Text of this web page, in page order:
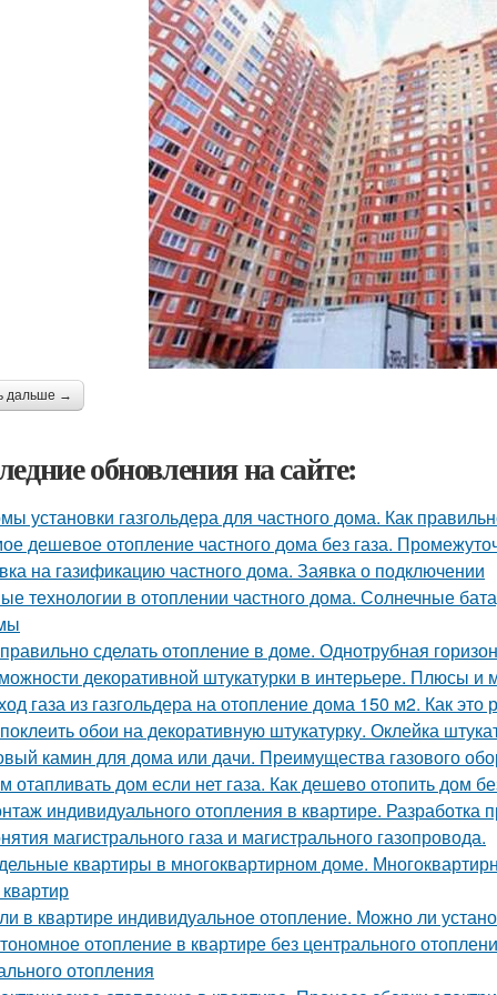
дальше →
обновления на сайте:
установки газгольдера для частного дома. Как
дешевое отопление частного дома без газа.
на газификацию частного дома. Заявка о подключении
технологии в отоплении частного дома. Солнечные
сделать отопление в доме. Однотрубная
декоративной штукатурки в интерьере. Плюсы и
газа из газгольдера на отопление дома 150 м2. Как это
обои на декоративную штукатурку. Оклейка
камин для дома или дачи. Преимущества газового
отапливать дом если нет газа. Как дешево отопить дом
индивидуального отопления в квартире. Разработка
магистрального газа и магистрального газопровода.
квартиры в многоквартирном доме.
в квартире индивидуальное отопление. Можно ли
отопление в квартире без центрального
отопления